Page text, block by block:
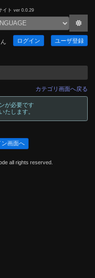
イト ver 0.0.29
ログイン ユーザ登録
カテゴリ画面へ戻る
が必要です
たします。
ン画面へ
all rights reserved.